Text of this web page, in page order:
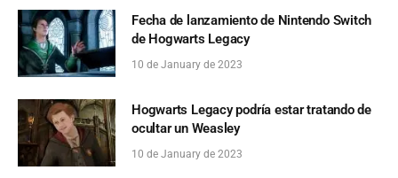
Fecha de lanzamiento de Nintendo Switch
de Hogwarts Legacy
10 de January de 2023
Hogwarts Legacy podría estar tratando de
ocultar un Weasley
10 de January de 2023